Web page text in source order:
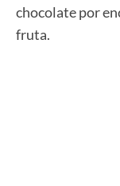
chocolate por
fruta.